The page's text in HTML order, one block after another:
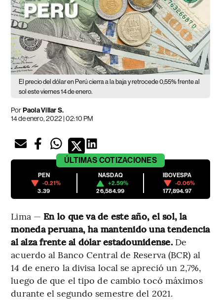
El precio del dólar en Perú cierra a la baja y retrocede 0,55% frente al
sol este viernes 14 de enero.
PorPaola Villar S.
14 de enero, 2022 | 02:10 PM
ÚLTIMAS COTIZACIONES
PEN
-0.21%
3.39
NASDAQ
+2.59%
26,584.99
IBOVESPA
-0.06%
177,894.97
Lima — En lo que va de este año, el sol, la
moneda peruana, ha mantenido una tendencia
al alza frente al dólar estadounidense. De
acuerdo al Banco Central de Reserva (BCR) al
14 de enero la divisa local se apreció un 2,7%,
luego de que el tipo de cambio tocó máximos
durante el segundo semestre del 2021.